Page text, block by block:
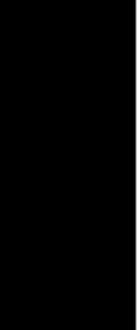
perdido
Pacífico